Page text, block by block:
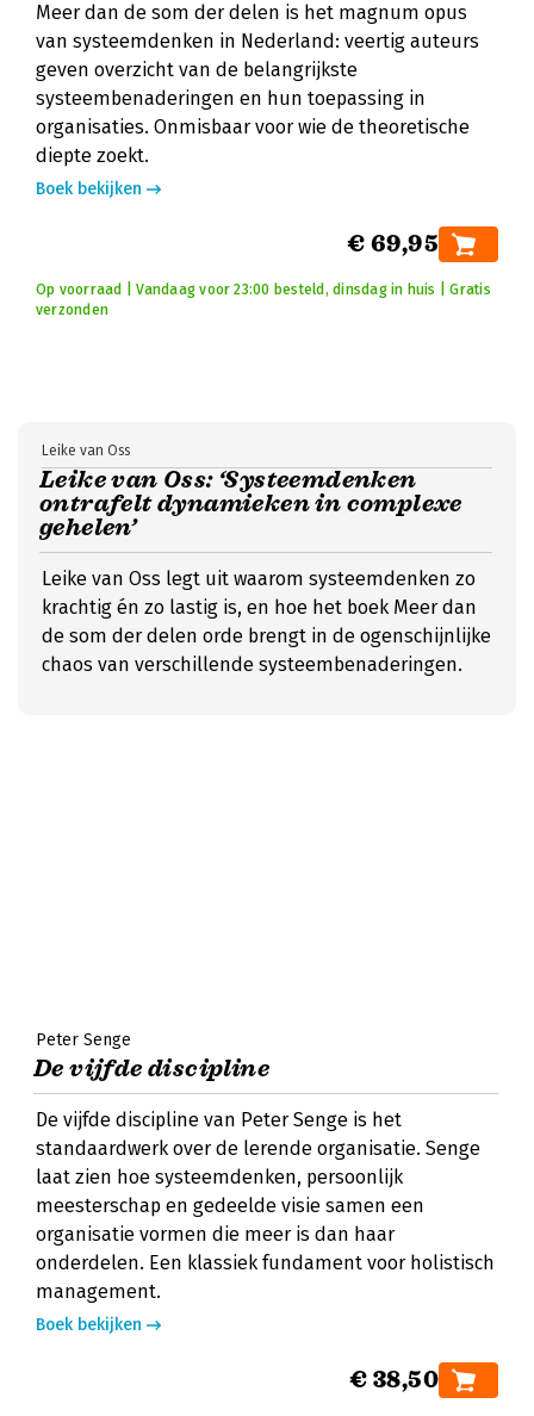
Meer dan de som der delen is het magnum opus
van systeemdenken in Nederland: veertig auteurs
geven overzicht van de belangrijkste
systeembenaderingen en hun toepassing in
organisaties. Onmisbaar voor wie de theoretische
diepte zoekt.
Boek bekijken
€ 69,95
Op voorraad | Vandaag voor 23:00 besteld, dinsdag in huis | Gratis
verzonden
Leike van Oss: ‘Systeemdenken
ontrafelt dynamieken in complexe
gehelen’
Leike van Oss
Leike van Oss legt uit waarom systeemdenken zo
krachtig én zo lastig is, en hoe het boek Meer dan
de som der delen orde brengt in de ogenschijnlijke
chaos van verschillende systeembenaderingen.
Peter Senge
De vijfde discipline
De vijfde discipline van Peter Senge is het
standaardwerk over de lerende organisatie. Senge
laat zien hoe systeemdenken, persoonlijk
meesterschap en gedeelde visie samen een
organisatie vormen die meer is dan haar
onderdelen. Een klassiek fundament voor holistisch
management.
Boek bekijken
€ 38,50